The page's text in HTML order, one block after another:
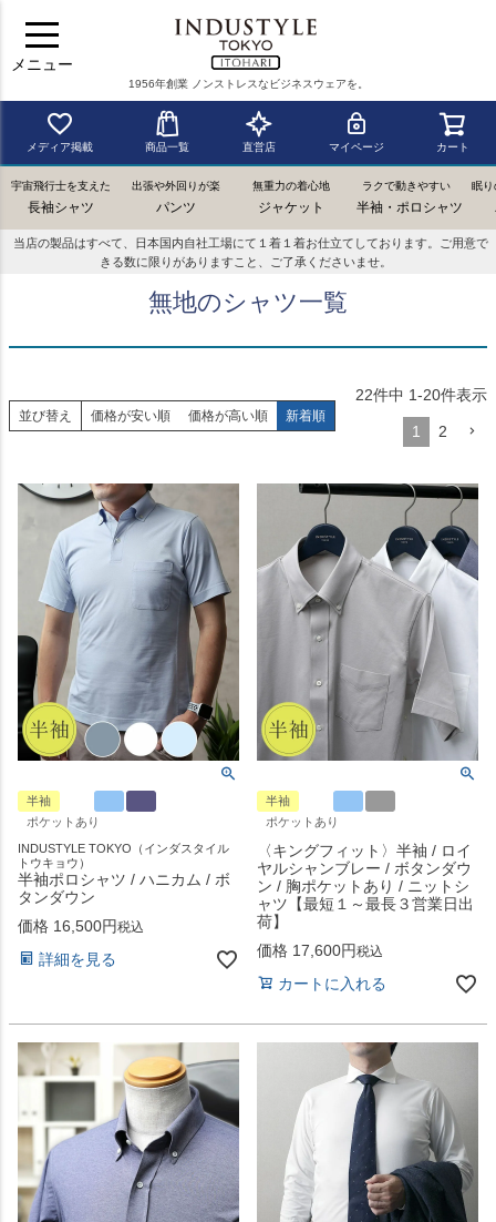
メニュー
1956年創業 ノンストレスなビジネスウェアを。
メディア掲載 商品一覧 直営店 マイページ カート
宇宙飛行士を支えた
長袖シャツ
出張や外回りが楽
パンツ
無重力の着心地
ジャケット
ラクで動きやすい
半袖・ポロシャツ
眠り
当店の製品はすべて、日本国内自社工場にて１着１着お仕立てしております。ご用意で
きる数に限りがありますこと、ご了承くださいませ。
無地のシャツ一覧
並び替え 価格が安い順 価格が高い順 新着順
22件中 1-20件表示
1 2
半袖
ポケットあり
INDUSTYLE TOKYO（インダスタイル
トウキョウ）
半袖ポロシャツ / ハニカム / ボ
タンダウン
価格 16,500 税込
詳細を見る
半袖
ポケットあり
〈キングフィット〉半袖 / ロイ
ヤルシャンブレー / ボタンダウ
ン / 胸ポケットあり / ニットシ
ャツ【最短１～最長３営業日出
荷】
価格 17,600 税込
カートに入れる